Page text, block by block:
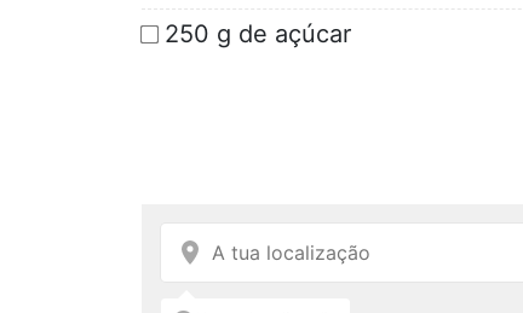
250 g de açúcar